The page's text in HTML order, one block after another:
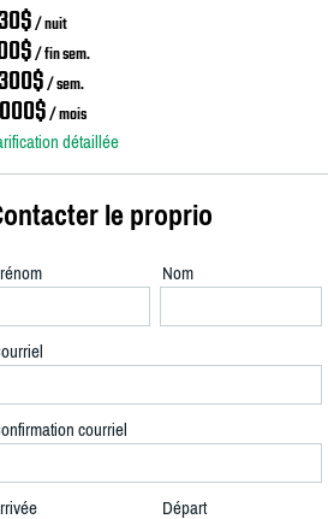
/ nuit
/ fin sem.
/ sem.
/ mois
détaillée
le proprio
Nom
courriel
Départ